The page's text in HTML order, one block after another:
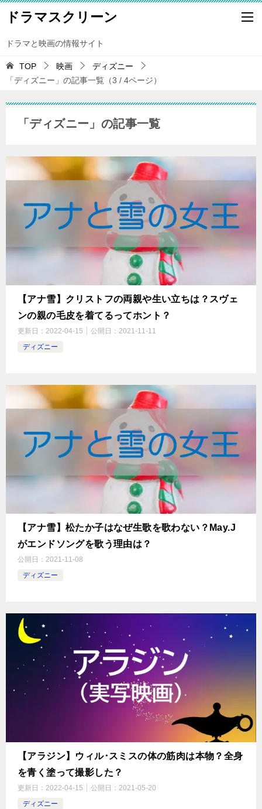
ドラマスクリーン
ドラマと映画の情報サイト
TOP 映画
ディズニー
「ディズニー」の記事一覧（3 / 4ページ）
「ディズニー」の記事一覧
【アナ雪】クリストフの両親や生い立ちは？スヴェ
ンの親の毛皮を着てるってホント？
更新日： 2022-04-15 公開日： 2021-11-11
ディズニー
【アナ雪】松たか子はなぜ生歌を歌わない？May.J
がエンドソングを歌う理由は？
公開日： 2021-11-08
ディズニー
【アラジン】ウィル･スミスの体の筋肉は本物？全身
を青く塗って撮影した？
更新日： 2022-04-15 公開日： 2021-05-20
ディズニー